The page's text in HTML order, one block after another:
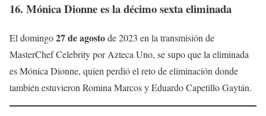
16. Mónica Dionnees la décimo sexta eliminada
El domingo27 de agostode 2023 en la transmisión de
MasterChef Celebrity por Azteca Uno, se supo que la eliminada
es Mónica Dionne, quien perdió el reto de eliminación donde
también estuvieron Romina Marcos y Eduardo Capetillo Gaytán.